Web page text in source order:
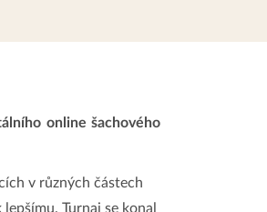
online šachového
v různých částech
Turnaj se konal